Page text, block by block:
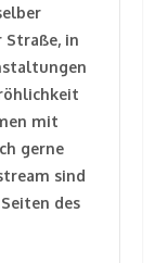
Straße, in
mit
gerne
sind
des